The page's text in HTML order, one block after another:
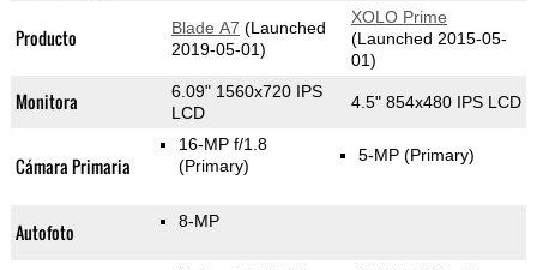
Producto Blade A7 (Launched
2019-05-01)
XOLO Prime
(Launched 2015-05-
01)
Monitora
6.09" 1560x720 IPS
LCD
4.5" 854x480 IPS LCD
Cámara Primaria
16-MP f/1.8
(Primary)
5-MP (Primary)
Autofoto 8-MP